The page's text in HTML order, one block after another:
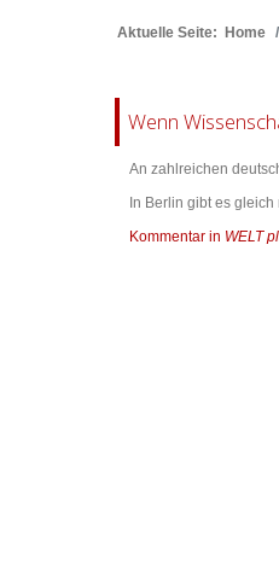
Aktuelle Seite: Home
Wenn
An zahlreichen
In Berlin gibt es
Kommentar in WELT